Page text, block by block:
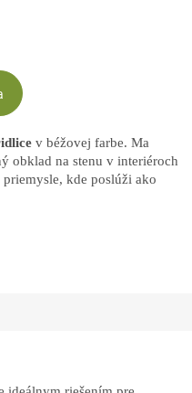
v béžovej farbe. Ma
obklad na stenu v interiéroch
kde poslúži ako